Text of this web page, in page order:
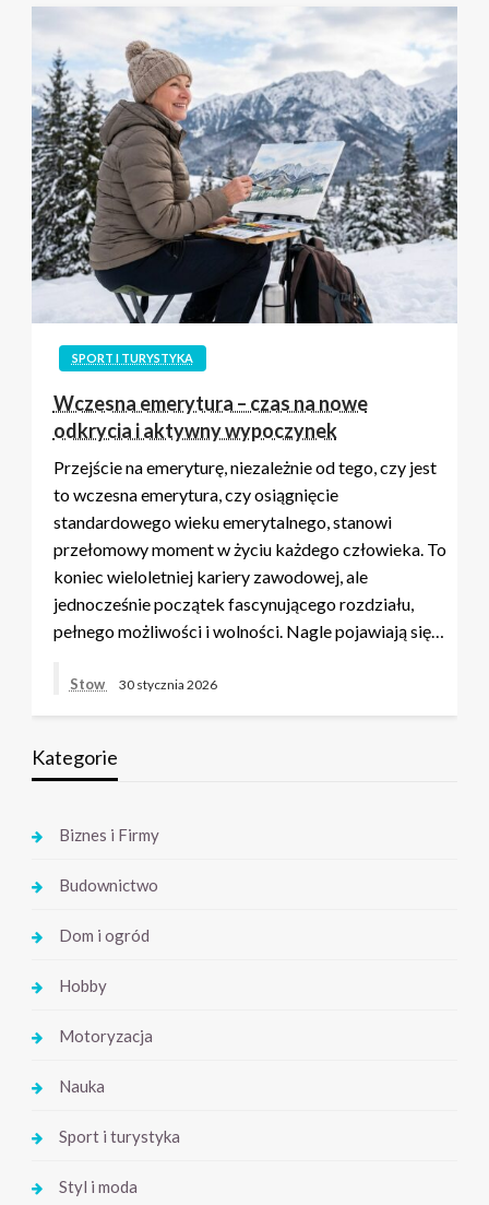
SPORT I TURYSTYKA
Wczesna emerytura – czas na nowe
odkrycia i aktywny wypoczynek
Przejście na emeryturę, niezależnie od tego, czy jest
to wczesna emerytura, czy osiągnięcie
standardowego wieku emerytalnego, stanowi
przełomowy moment w życiu każdego człowieka. To
koniec wieloletniej kariery zawodowej, ale
jednocześnie początek fascynującego rozdziału,
pełnego możliwości i wolności. Nagle pojawiają się…
Stow 30 stycznia 2026
Kategorie
Biznes i Firmy
Budownictwo
Dom i ogród
Hobby
Motoryzacja
Nauka
Sport i turystyka
Styl i moda